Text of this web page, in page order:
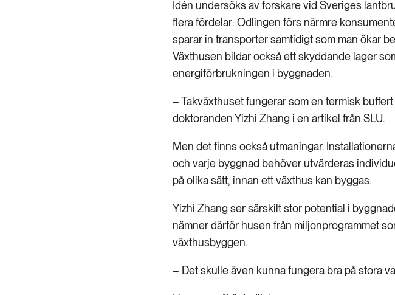
Idén undersöks av forskare vid Sveriges
flera fördelar: Odlingen förs närmre
sparar in transporter samtidigt som man ökar
Växthusen bildar också ett skyddande lager
energiförbrukningen i byggnaden.
– Takväxthuset fungerar som en termisk
doktoranden Yizhi Zhang i en artikel från SLU.
Men det finns också utmaningar.
och varje byggnad behöver utvärderas
på olika sätt, innan ett växthus kan byggas.
Yizhi Zhang ser särskilt stor potential i
nämner därför husen från miljonprogrammet
växthusbyggen.
– Det skulle även kunna fungera bra på stora